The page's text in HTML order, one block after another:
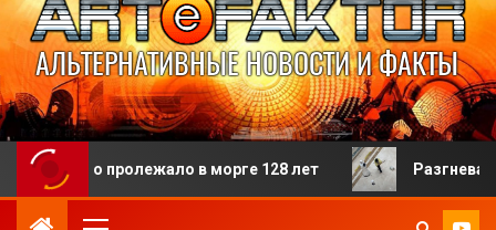
пролежало в морге 128 лет Разгневанная